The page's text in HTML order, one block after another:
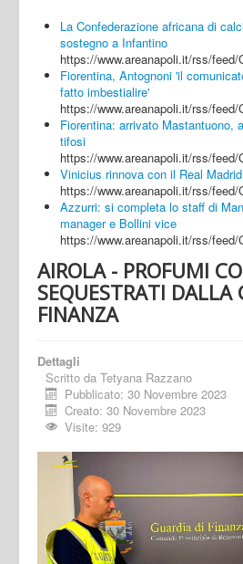
La Confederazione africana di
sostegno a Infantino
https://www.areanapoli.it/rss/feed/
Fiorentina, Antognoni 'il
fatto imbestialire'
https://www.areanapoli.it/rss/feed/
Fiorentina: arrivato Mastantuono,
tifosi
https://www.areanapoli.it/rss/feed/
Vinicius rinnova con il Real
https://www.areanapoli.it/rss/feed/
Azzurri: si completa lo staff di
manager e Bollini vice
https://www.areanapoli.it/rss/feed/
AIROLA - PROFUMI
SEQUESTRATI DALLA
FINANZA
Dettagli
Scritto da Tetyana Razzano
Pubblicato: 30 Novembre 2023
Creato: 30 Novembre 2023
Visite: 929